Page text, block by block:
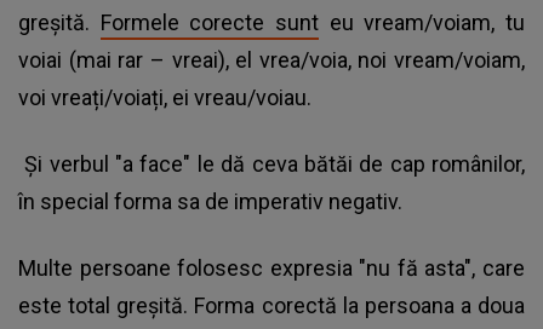
greşită. Formele corecte sunt eu vream/voiam, tu
voiai (mai rar – vreai), el vrea/voia, noi vream/voiam,
voi vreați/voiați, ei vreau/voiau.
Şi verbul "a face" le dă ceva bătăi de cap românilor,
în special forma sa de imperativ negativ.
Multe persoane folosesc expresia "nu fă asta", care
este total greşită. Forma corectă la persoana a doua